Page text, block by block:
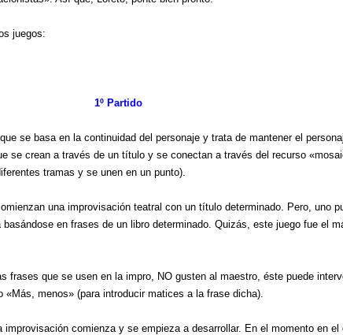
juegos:
1º Partido
se basa en la continuidad del personaje y trata de mantener el
se crean a través de un título y se conectan a través del recurso
tramas y se unen en un punto).
una improvisación teatral con un título determinado. Pero, uno
en frases de un libro determinado. Quizás, este juego fue el
frases que se usen en la impro, NO gusten al maestro, éste puede
«Más, menos» (para introducir matices a la frase dicha).
improvisación comienza y se empieza a desarrollar. En el momento en el